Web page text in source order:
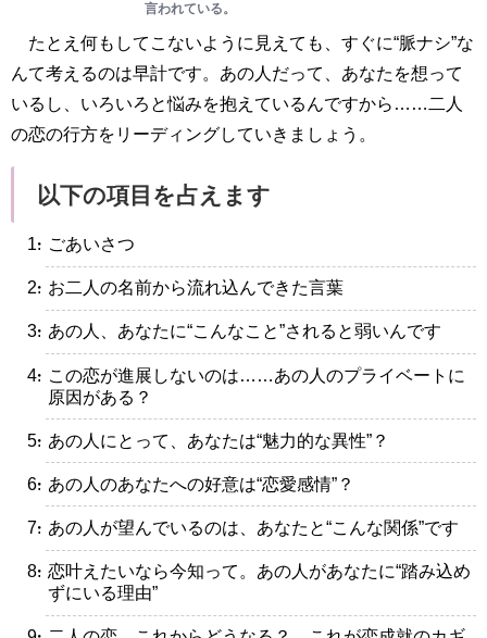
言われている。
たとえ何もしてこないように見えても、すぐに“脈ナシ”な
んて考えるのは早計です。あの人だって、あなたを想って
いるし、いろいろと悩みを抱えているんですから……二人
の恋の行方をリーディングしていきましょう。
以下の項目を占えます
・ごあいさつ
・お二人の名前から流れ込んできた言葉
・あの人、あなたに“こんなこと”されると弱いんです
・この恋が進展しないのは……あの人のプライベートに
原因がある？
・あの人にとって、あなたは“魅力的な異性”？
・あの人のあなたへの好意は“恋愛感情”？
・あの人が望んでいるのは、あなたと“こんな関係”です
・恋叶えたいなら今知って。あの人があなたに“踏み込め
ずにいる理由”